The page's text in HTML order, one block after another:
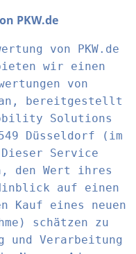
PKW.de
von PKW.de
wir einen
von
an, bereitgestellt
Solutions
Düsseldorf (im
Dieser Service
den Wert ihres
auf einen
Kauf eines neuen
schätzen zu
und Verarbeitung